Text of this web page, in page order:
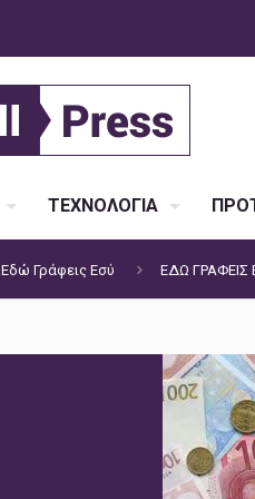
ΤΕΧΝΟΛΟΓΙΑ
Εδώ Γράφεις Εσύ EΔΩ ΓΡΑΦΕΙΣ